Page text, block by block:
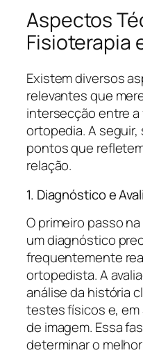
Aspectos
Fisioterapia
Existem diversos
relevantes que
intersecção entre a
ortopedia. A
pontos que
relação.
1. Diagnóstico e
O primeiro passo
um diagnóstico
frequentemente
ortopedista. A
análise da história
testes físicos e,
de imagem. Essa
determinar o